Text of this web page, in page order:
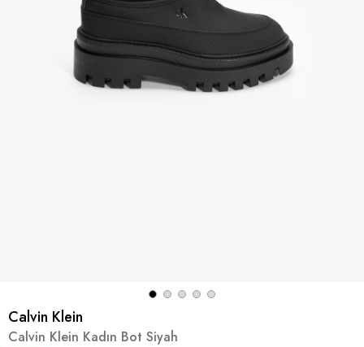
Calvin Klein
Calvin Klein Kadın Bot Siyah